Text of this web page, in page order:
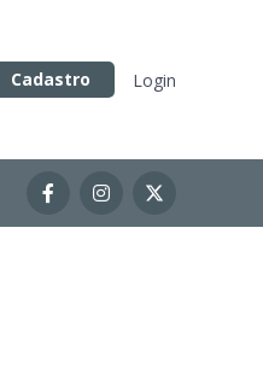
Cadastro Login
Categoria